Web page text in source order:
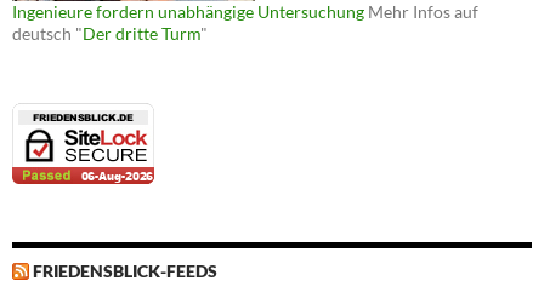
Ingenieure fordern unabhängige Untersuchung Mehr Infos auf
deutsch "Der dritte Turm"
FRIEDENSBLICK-FEEDS